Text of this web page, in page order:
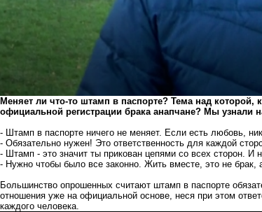
Меняет ли что-то штамп в паспорте? Тема над которой,
официальной регистрации брака анапчане? Мы узнали
- Штамп в паспорте ничего не меняет. Если есть любовь,
- Обязательно нужен! Это ответственность для каждой
- Штамп - это значит ты прикован цепями со всех сторон. И
- Нужно чтобы было все законно. Жить вместе, это не брак,
Большинство опрошенных считают штамп в паспорте
отношения уже на официальной основе, неся при этом
каждого человека.